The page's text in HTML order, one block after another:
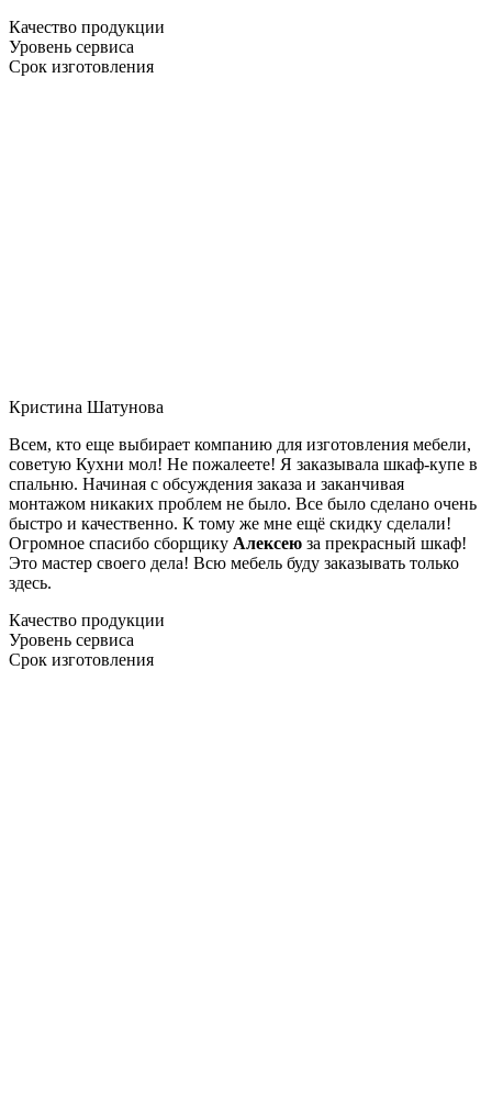
Качество продукции
Уровень сервиса
Срок изготовления
Кристина Шатунова
Всем, кто еще выбирает компанию для изготовления мебели,
советую Кухни мол! Не пожалеете! Я заказывала шкаф-купе в
спальню. Начиная с обсуждения заказа и заканчивая
монтажом никаких проблем не было. Все было сделано очень
быстро и качественно. К тому же мне ещё скидку сделали!
Огромное спасибо сборщику Алексею за прекрасный шкаф!
Это мастер своего дела! Всю мебель буду заказывать только
здесь.
Качество продукции
Уровень сервиса
Срок изготовления